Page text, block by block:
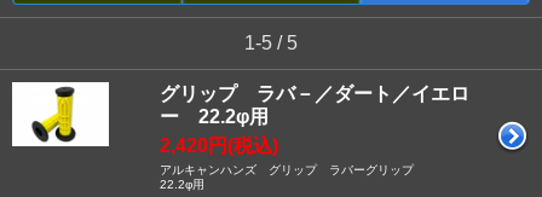
1-5 / 5
グリップ ラバ－／ダート／イエロ
ー 22.2φ用
2,420円(税込)
アルキャンハンズ グリップ ラバーグリップ
22.2φ用